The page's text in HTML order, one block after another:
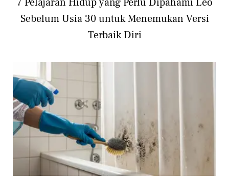
Sebelum Usia 30 untuk Menemukan Versi
Terbaik Diri